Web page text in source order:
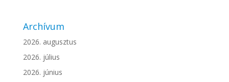
Archívum
2026. augusztus
2026. július
2026. június